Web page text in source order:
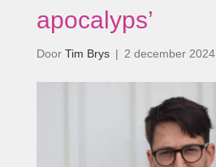
apocalyps’
Door Tim Brys | 2 december 2024